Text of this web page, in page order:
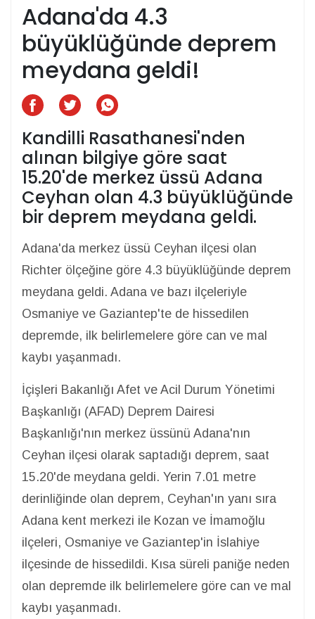
Adana'da 4.3
büyüklüğünde deprem
meydana geldi!
Kandilli Rasathanesi'nden
alınan bilgiye göre saat
15.20'de merkez üssü Adana
Ceyhan olan 4.3 büyüklüğünde
bir deprem meydana geldi.
Adana'da merkez üssü Ceyhan ilçesi olan
Richter ölçeğine göre 4.3 büyüklüğünde deprem
meydana geldi. Adana ve bazı ilçeleriyle
Osmaniye ve Gaziantep'te de hissedilen
depremde, ilk belirlemelere göre can ve mal
kaybı yaşanmadı.
İçişleri Bakanlığı Afet ve Acil Durum Yönetimi
Başkanlığı (AFAD) Deprem Dairesi
Başkanlığı'nın merkez üssünü Adana'nın
Ceyhan ilçesi olarak saptadığı deprem, saat
15.20'de meydana geldi. Yerin 7.01 metre
derinliğinde olan deprem, Ceyhan'ın yanı sıra
Adana kent merkezi ile Kozan ve İmamoğlu
ilçeleri, Osmaniye ve Gaziantep'in İslahiye
ilçesinde de hissedildi. Kısa süreli paniğe neden
olan depremde ilk belirlemelere göre can ve mal
kaybı yaşanmadı.